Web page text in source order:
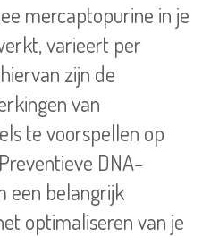
mercaptopurine in je
varieert per
zijn de
van
te voorspellen op
DNA-
een belangrijk
optimaliseren van je